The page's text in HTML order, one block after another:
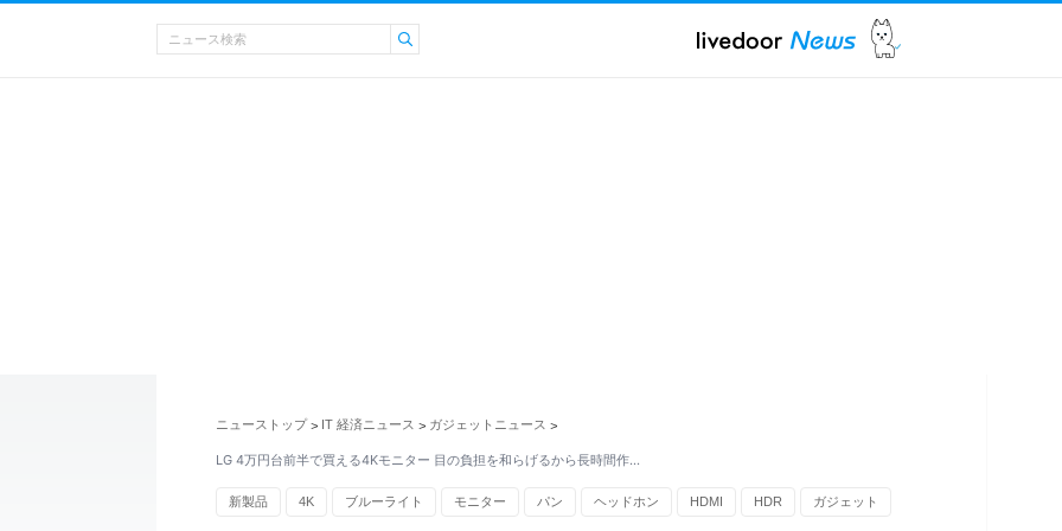
ニューストップ > IT 経済ニュース > ガジェットニュース >
LG 4万円台前半で買える4Kモニター 目の負担を和らげるから長時間作…
新製品 4K ブルーライト モニター パン ヘッドホン HDMI HDR ガジェット